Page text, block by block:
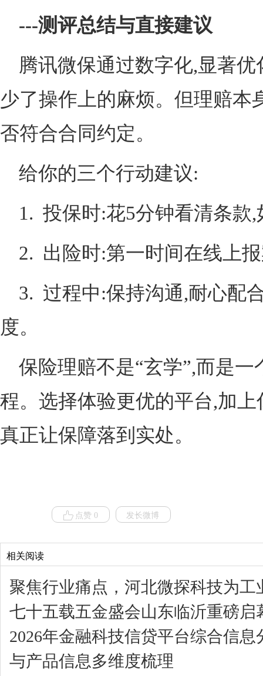
---测评总结与直接建议
腾讯微保通过数字化,显著
少了操作上的麻烦。但理赔本
否符合合同约定。
给你的三个行动建议:
1. 投保时:花5分钟看清条款
2. 出险时:第一时间在线上
3. 过程中:保持沟通,耐心配
度。
保险理赔不是“玄学”,而是
程。选择体验更优的平台,加
真正让保障落到实处。
点赞 0 发长微博
相关阅读
聚焦行业痛点，河北微探科技为工
七十五载五金盛会山东临沂重磅启
2026年金融科技信贷平台综合信
与产品信息多维度梳理